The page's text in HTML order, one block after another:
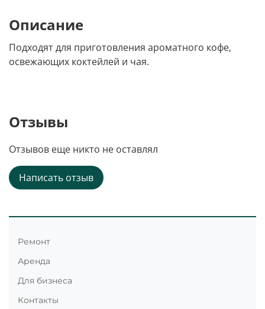
Описание
Подходят для приготовления ароматного кофе,
освежающих коктейлей и чая.
Отзывы
Отзывов еще никто не оставлял
Написать отзыв
Ремонт
Аренда
Для бизнеса
Контакты